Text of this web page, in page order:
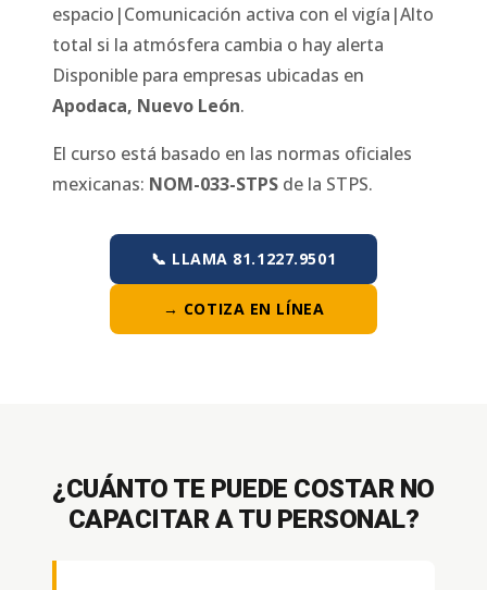
espacio|Comunicación activa con el vigía|Alto
total si la atmósfera cambia o hay alerta
Disponible para empresas ubicadas en
Apodaca, Nuevo León.
El curso está basado en las normas oficiales
mexicanas: NOM-033-STPS de la STPS.
📞 LLAMA 81.1227.9501
→ COTIZA EN LÍNEA
¿CUÁNTO TE PUEDE COSTAR NO
CAPACITAR A TU PERSONAL?